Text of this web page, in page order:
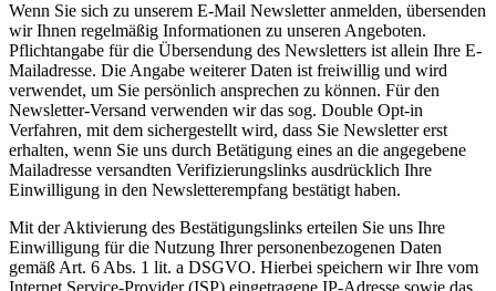
Wenn Sie sich zu unserem E-Mail Newsletter anmelden, übersenden
wir Ihnen regelmäßig Informationen zu unseren Angeboten.
Pflichtangabe für die Übersendung des Newsletters ist allein Ihre E-
Mailadresse. Die Angabe weiterer Daten ist freiwillig und wird
verwendet, um Sie persönlich ansprechen zu können. Für den
Newsletter-Versand verwenden wir das sog. Double Opt-in
Verfahren, mit dem sichergestellt wird, dass Sie Newsletter erst
erhalten, wenn Sie uns durch Betätigung eines an die angegebene
Mailadresse versandten Verifizierungslinks ausdrücklich Ihre
Einwilligung in den Newsletterempfang bestätigt haben.
Mit der Aktivierung des Bestätigungslinks erteilen Sie uns Ihre
Einwilligung für die Nutzung Ihrer personenbezogenen Daten
gemäß Art. 6 Abs. 1 lit. a DSGVO. Hierbei speichern wir Ihre vom